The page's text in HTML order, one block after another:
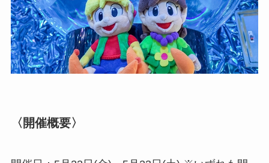
〈開催概要〉